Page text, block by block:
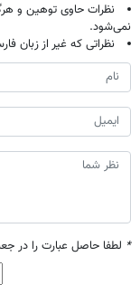
نظرات حاوی توهین و
نمی‌شود.
نظراتی که غیر از زبان
* لطفا حاصل عبارت را در